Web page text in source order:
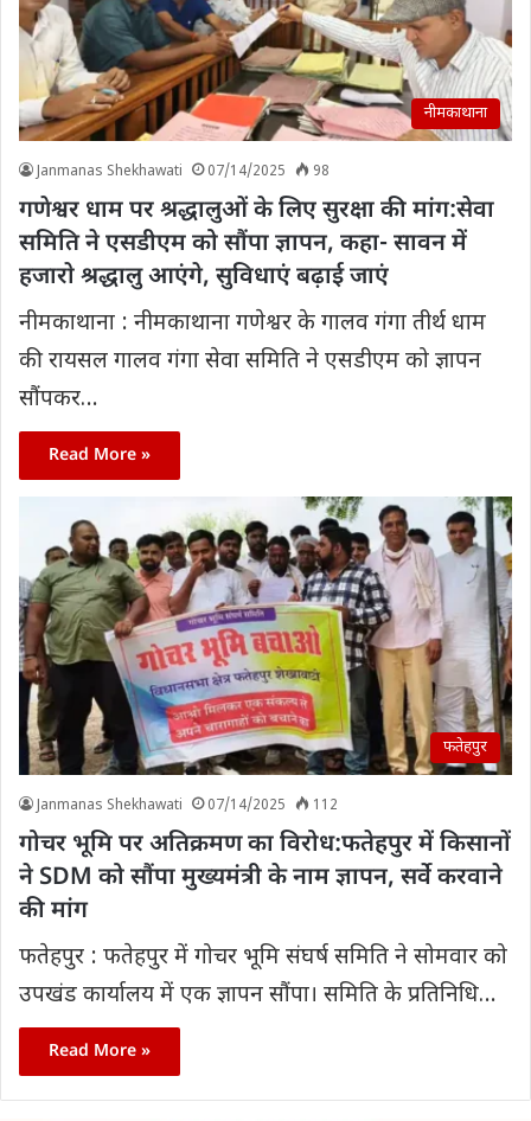
नीमकाथाना
Janmanas Shekhawati 07/14/2025 98
गणेश्वर धाम पर श्रद्धालुओं के लिए सुरक्षा की मांग:सेवा
समिति ने एसडीएम को सौंपा ज्ञापन, कहा- सावन में
हजाराे श्रद्धालु आएंगे, सुविधाएं बढ़ाई जाएं
नीमकाथाना : नीमकाथाना गणेश्वर के गालव गंगा तीर्थ धाम
की रायसल गालव गंगा सेवा समिति ने एसडीएम को ज्ञापन
सौंपकर…
Read More »
फतेहपुर
Janmanas Shekhawati 07/14/2025 112
गोचर भूमि पर अतिक्रमण का विरोध:फतेहपुर में किसानों
ने SDM को सौंपा मुख्यमंत्री के नाम ज्ञापन, सर्वे करवाने
की मांग
फतेहपुर : फतेहपुर में गोचर भूमि संघर्ष समिति ने सोमवार को
उपखंड कार्यालय में एक ज्ञापन सौंपा। समिति के प्रतिनिधि…
Read More »